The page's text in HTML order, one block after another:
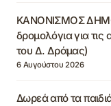
ΚΑΝΟΝΙΣΜΟΣ
δρομολόγια για
του Δ. Δράμας)
6 Αυγούστου 2026
Δωρεά από τα